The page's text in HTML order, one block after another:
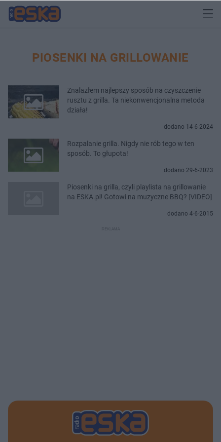
PIOSENKI NA GRILLOWANIE
Znalazłem najlepszy sposób na czyszczenie
rusztu z grilla. Ta niekonwencjonalna metoda
działa!
dodano 14-6-2024
Rozpalanie grilla. Nigdy nie rób tego w ten
sposób. To głupota!
dodano 29-6-2023
Piosenki na grilla, czyli playlista na grillowanie
na ESKA.pl! Gotowi na muzyczne BBQ? [VIDEO]
dodano 4-6-2015